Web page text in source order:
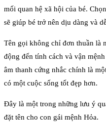
mối quan hệ xã hội của bé.
sẽ giúp bé trở nên dịu dàng và
Tên gọi không chỉ đơn thuần là
động đến tính cách và vận
âm thanh cứng nhắc chính là
có một cuộc sống tốt đẹp hơn.
Đây là một trong những lưu ý
đặt tên cho con gái mệnh Hỏa.